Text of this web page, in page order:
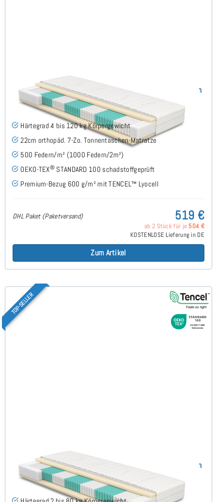
SERA H4 (TENCEL™ Lyocell) TTFK-Matratze 120x220 cm
Härtegrad 4 bis 120 kg Körpergewicht
22cm orthopäd. 7-Zo. Tonnentaschen-Matratze
500 Federn/m² (1000 Federn/2m²)
OEKO-TEX® STANDARD 100 schadstoffgeprüft
Premium-Bezug 600 g/m² mit TENCEL™ Lyocell
DHL Paket (Paketversand) 519 €
ab 2 Stück für je 504 €
KOSTENLOSE Lieferung in DE
Zum Artikel
TOP-SELLER
SERA H2 (TENCEL™ Lyocell) TTFK-Matratze 120x220 cm